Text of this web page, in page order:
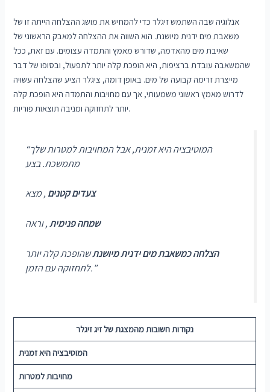
אנלוגיה שבה השתמש זיגלר כדי להמחיש את מושג ההצלחה הייתה זו של
משאבת מים ידנית מיושנת. הוא השווה את ההצלחה למאבק הראשוני של
שאיבת מים מהאדמה, שדורש מאמץ והתמדה עצומים. עם זאת, ככל
שהמשאבה עובדת ברציפות, היא הופכת קלה יותר לתפעול, ובסופו של דבר
מייצרת זרימה קבועה של מים. באופן דומה, ציגלר הציע שהצלחה עשויה
לדרוש מאמץ ראשוני משמעותי, אך עם מחויבות והתמדה היא הופכת קלה
יותר לתחזוקה ומניבה תוצאות פוריות.
“המוטיבציה היא זמנית, אבל המחויבות למטרות שלך
מתמשכת. בצע
צעדים קטנים, מצא
שמחה פנימית, וראה
הצלחה כמשאבת מים ידנית מיושנתשהופכת קלה יותר
לתחזוקה עם הזמן.”
נקודות חשובות מהמצגת של זיג זיגלר
המוטיבציה היא זמנית
מחויבות למטרות